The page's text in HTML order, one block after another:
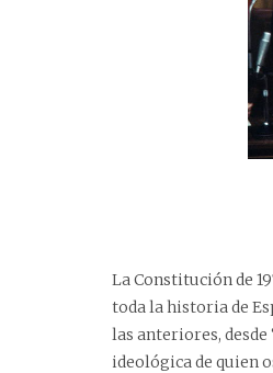
LaConstitución de
toda la historia de
las anteriores, desde
ideológica de quien